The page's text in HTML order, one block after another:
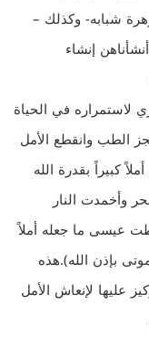
شبابه- وكذلك –
إنشاء
لاستمراره في الحياة
الطب وانقطع الأمل
كبيراً بقدرة الله
وأخمدت النار
عيسى ما جعله أملاً
بإذن الله).هذه
عليها لإنعاش الأمل